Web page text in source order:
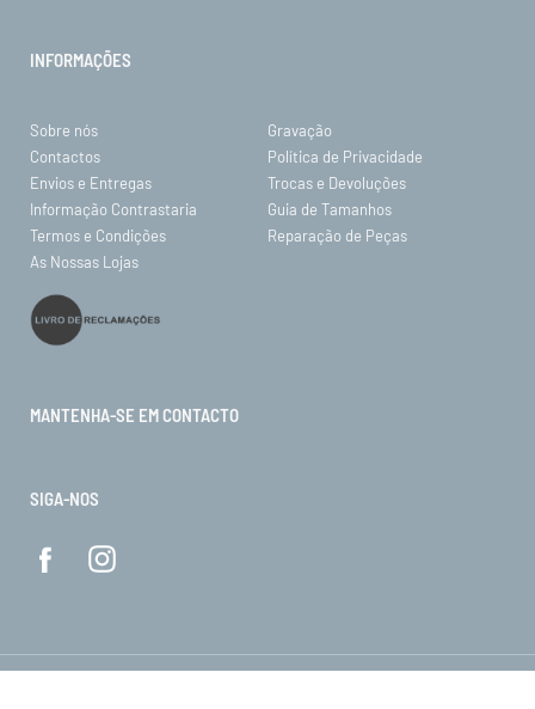
INFORMAÇÕES
Sobre nós
Gravação
Contactos
Política de Privacidade
Envios e Entregas
Trocas e Devoluções
Informação Contrastaria
Guia de Tamanhos
Termos e Condições
Reparação de Peças
As Nossas Lojas
MANTENHA-SE EM CONTACTO
SIGA-NOS